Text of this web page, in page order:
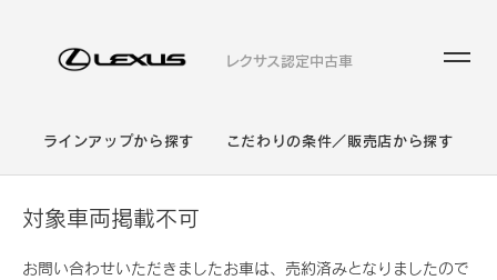
レクサス認定中古車
ラインアップから探す こだわりの条件／販売店から探す
対象車両掲載不可
お問い合わせいただきましたお車は、売約済みとなりましたので